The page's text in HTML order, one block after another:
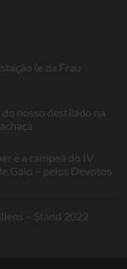
(e da Frau
do nosso destilado na
é a campeã do IV
Galo – pelos Devotos
– Stand 2022